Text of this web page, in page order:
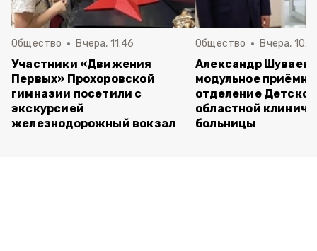
Общество Вчера, 11:46
Участники «Движения
Первых» Прохоровской
гимназии посетили с
экскурсией
железнодорожный вокзал
Общество Вчера,
Александр Шуваев
модульное
отделение Детской
областной
больницы